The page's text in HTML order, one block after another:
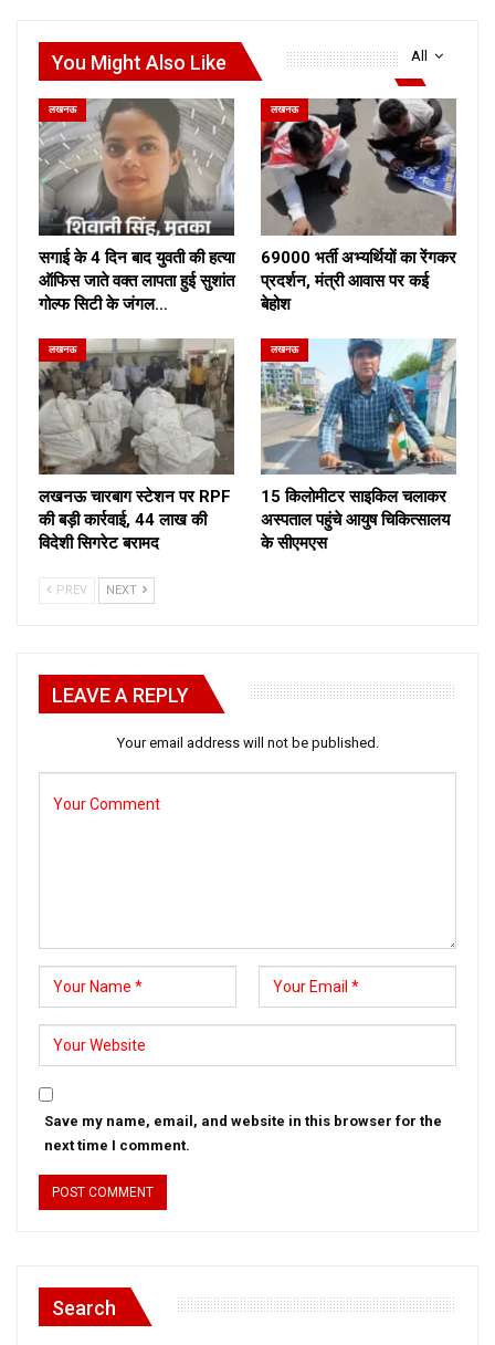
All
You Might Also Like
लखनऊ
सगाई के 4 दिन बाद युवती की हत्या
ऑफिस जाते वक्त लापता हुई सुशांत
गोल्फ सिटी के जंगल…
लखनऊ
69000 भर्ती अभ्यर्थियों का रेंगकर
प्रदर्शन, मंत्री आवास पर कई
बेहोश
लखनऊ
लखनऊ चारबाग स्टेशन पर RPF
की बड़ी कार्रवाई, 44 लाख की
विदेशी सिगरेट बरामद
लखनऊ
15 किलोमीटर साइकिल चलाकर
अस्पताल पहुंचे आयुष चिकित्सालय
के सीएमएस
PREV NEXT
LEAVE A REPLY
Your email address will not be published.
Save my name, email, and website in this browser for the
next time I comment.
Search